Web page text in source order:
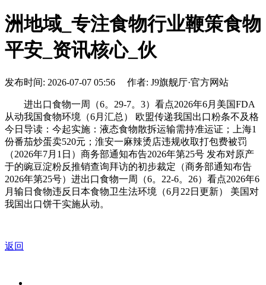
洲地域_专注食物行业鞭策食物
平安_资讯核心_伙
发布时间: 2026-07-07 05:56 作者: J9旗舰厅·官方网站
进出口食物一周（6。29-7。3）看点2026年6月美国FDA
从动我国食物环境（6月汇总） 欧盟传递我国出口粉条不及格
今日导读：今起实施：液态食物散拆运输需持准运证；上海1
份番茄炒蛋卖520元；淮安一麻辣烫店违规收取打包费被罚
（2026年7月1日）商务部通知布告2026年第25号 发布对原产
于的豌豆淀粉反推销查询拜访的初步裁定（商务部通知布告
2026年第25号）进出口食物一周（6。22-6。26）看点2026年6
月输日食物违反日本食物卫生法环境（6月22日更新） 美国对
我国出口饼干实施从动。
返回